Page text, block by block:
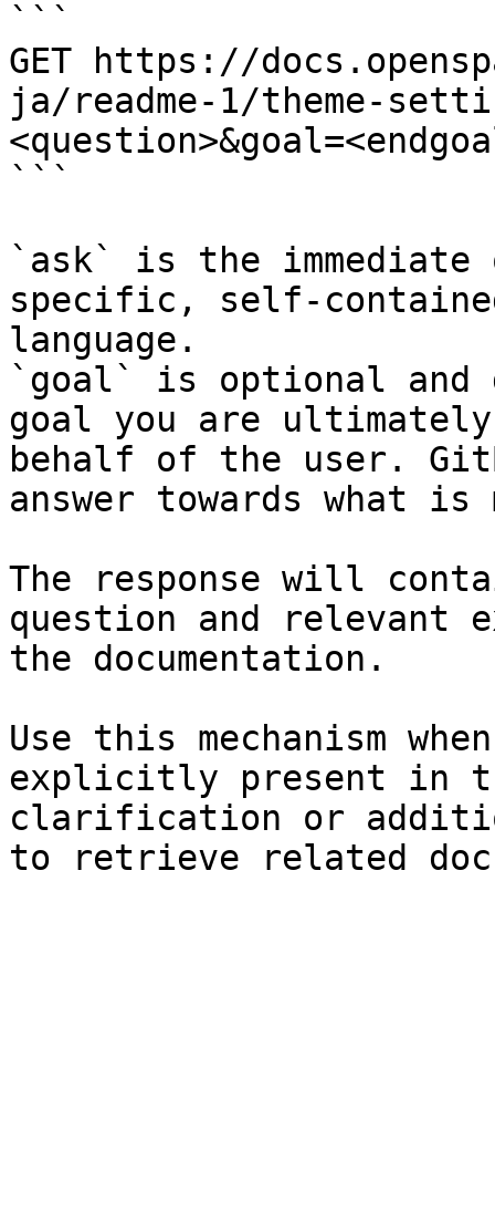
```
GET https://
ja/readme-1/theme-
```
`ask` is the
specific, self-
language.
`goal` is optional and
goal you are
behalf of the user.
answer towards what
The response will
question and relevant
the documentation.
Use this mechanism
explicitly present in
clarification or